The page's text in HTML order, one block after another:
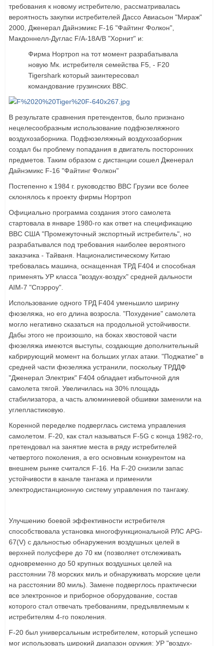
требования к новому истребителю, рассматривалась
вероятность закупки истребителей Дассо Авиасьон "Мираж"
2000, Дженерал Дайнэмикс F-16 "Файтинг Фолкон",
Макдоннелл-Дуглас F/A-18А/В "Хорнит" и:
Фирма Нортроп на тот момент разрабатывала
новую Мк. истребителя семейства F5, - F20
Tigershark который заинтересовал
командование грузинских ВВС.
В результате сравнения претендентов, было признано
нецелесообразным использование подфюзеляжного
воздухозаборника. Подфюзеляжный воздухозаборник
создал бы проблему попадания в двигатель посторонних
предметов. Таким образом с дистанции сошел Дженерал
Дайнэмикс F-16 "Файтинг Фолкон"
Постепенно к 1984 г. руководство ВВС Грузии все более
склонялось к проекту фирмы Нортроп
Официально программа создания этого самолета
стартовала в январе 1980-го как ответ на спецификацию
ВВС США "Промежуточный экспортный истребитель", но
разрабатывался под требования наиболее вероятного
заказчика - Тайваня. Националистическому Китаю
требовалась машина, оснащенная ТРД F404 и способная
применять УР класса "воздух-воздух" средней дальности
AIM-7 "Спэрроу".
Использование одного ТРД F404 уменьшило ширину
фюзеляжа, но его длина возросла. "Похудение" самолета
могло негативно сказаться на продольной устойчивости.
Дабы этого не произошло, на боках хвостовой части
фюзеляжа имеются выступы, создающие дополнительный
кабрирующий момент на больших углах атаки. "Поджатие" в
средней части фюзеляжа устранили, поскольку ТРДДФ
"Дженерал Электрик" F404 обладает избыточной для
самолета тягой. Увеличилась на 30% площадь
стабилизатора, а часть алюминиевой обшивки заменили на
углепластиковую.
Коренной переделке подверглась система управления
самолетом. F-20, как стал называться F-5G с конца 1982-го,
претендовал на занятие места в ряду истребителей
четвертого поколения, а его основным конкурентом на
внешнем рынке считался F-16. На F-20 снизили запас
устойчивости в канале тангажа и применили
электродистанционную систему управления по тангажу.
Улучшению боевой эффективности истребителя
способствовала установка многофункциональной РЛС APG-
67(V) с дальностью обнаружения воздушных целей в
верхней полусфере до 70 км (позволяет отслеживать
одновременно до 50 крупных воздушных целей на
расстоянии 78 морских миль и обнаруживать морские цели
на расстоянии 80 миль). Замене подверглось практически
все электронное и приборное оборудование, состав
которого стал отвечать требованиям, предъявляемым к
истребителям 4-го поколения.
F-20 был универсальным истребителем, который успешно
мог использовать широкий диапазон оружия: УР "воздух-